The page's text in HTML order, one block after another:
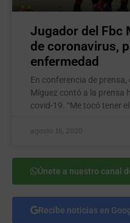
Jugador del Fbc
de coronavirus,
enfermedad
En conferencia de
Míguez contó a la prensa
covid-19. “Me tocó tener
agosto 16, 2020
Únete a nuestro canal
Recibe noticias en